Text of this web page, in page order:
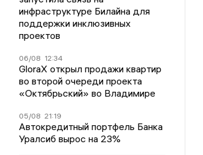
инфраструктуре Билайна для
поддержки инклюзивных
проектов
06/08 12:34
GloraX открыл продажи квартир
во второй очереди проекта
«Октябрьский» во Владимире
05/08 21:19
Автокредитный портфель Банка
Уралсиб вырос на 23%